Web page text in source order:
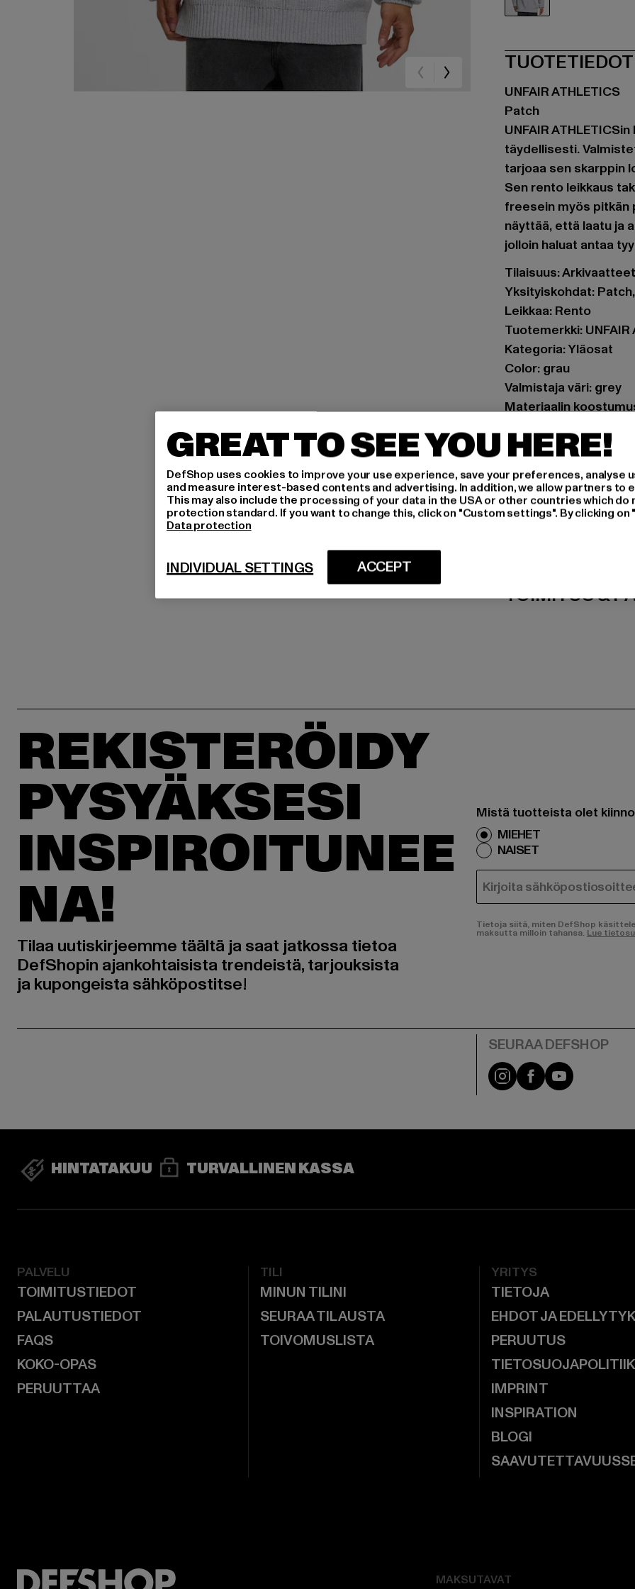
TUOTETIEDOT
UNFAIR ATHLETICS
Patch
UNFAIR
täydellisesti.
tarjoaa sen skarppin
Sen rento leikkaus
freesein myös pitkän
näyttää, että laatu ja
jolloin haluat antaa
Tilaisuus:
Yksityiskohdat:
Leikkaa: Rento
Tuotemerkki: UNFAIR
Kategoria: Yläosat
Color: grau
Valmistaja väri: grey
Materiaalin
Valmistaja: UTEX
Tulbeckstraße 32 |
TOIMITUS &
REKISTERÖIDY
PYSYÄKSESI
INSPIROITUNEE
NA!
Tilaa uutiskirjeemme täältä ja saat jatkossa tietoa
DefShopin ajankohtaisista trendeistä, tarjouksista
ja kupongeista sähköpostitse!
Mistä tuotteista olet
MIEHET
NAISET
SÄHKÖPOSTI
Tietoja siitä, miten DefShop
maksutta milloin tahansa. Lue
Visit our Instagram
Visit ourVisit our
HINTATAKUU TURVALLINEN KASSA
PALVELU
TOIMITUSTIEDOT
PALAUTUSTIEDOT
FAQS
KOKO-OPAS
PERUUTTAA
TILI
MINUN TILINI
SEURAA TILAUSTA
TOIVOMUSLISTA
YRITYS
TIETOJA
EHDOT JA
PERUUTUS
IMPRINT
INSPIRATION
BLOGI
MAKSUTAVAT
GREAT TO SEE YOU HERE!
DefShop uses cookies to improve your use experience, save your preferences, analyse
and measure interest-based contents and advertising. In addition, we allow partners to
This may also include the processing of your data in the USA or other countries which do
protection standard. If you want to change this, click on "Custom settings". By clicking
Data protection
ACCEPT
INDIVIDUAL SETTINGS